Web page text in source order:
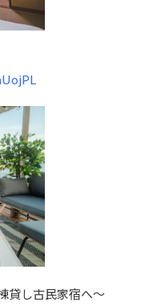
貸し古民家宿へ〜